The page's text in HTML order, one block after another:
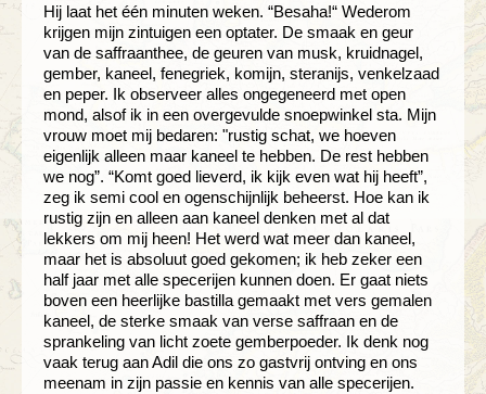
Hij laat het één minuten weken. “Besaha!“ Wederom
krijgen mijn zintuigen een optater. De smaak en geur
van de saffraanthee, de geuren van musk, kruidnagel,
gember, kaneel, fenegriek, komijn, steranijs, venkelzaad
en peper. Ik observeer alles ongegeneerd met open
mond, alsof ik in een overgevulde snoepwinkel sta. Mijn
vrouw moet mij bedaren: "rustig schat, we hoeven
eigenlijk alleen maar kaneel te hebben. De rest hebben
we nog”. “Komt goed lieverd, ik kijk even wat hij heeft”,
zeg ik semi cool en ogenschijnlijk beheerst. Hoe kan ik
rustig zijn en alleen aan kaneel denken met al dat
lekkers om mij heen! Het werd wat meer dan kaneel,
maar het is absoluut goed gekomen; ik heb zeker een
half jaar met alle specerijen kunnen doen. Er gaat niets
boven een heerlijke bastilla gemaakt met vers gemalen
kaneel, de sterke smaak van verse saffraan en de
sprankeling van licht zoete gemberpoeder. Ik denk nog
vaak terug aan Adil die ons zo gastvrij ontving en ons
meenam in zijn passie en kennis van alle specerijen.